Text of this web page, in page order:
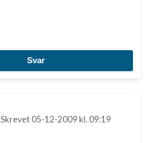
Svar
Skrevet 05-12-2009 kl. 09:19